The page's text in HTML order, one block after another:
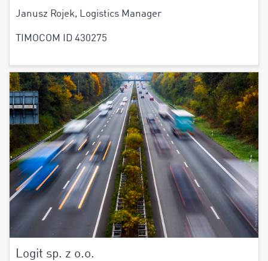
Janusz Rojek, Logistics Manager
TIMOCOM ID 430275
Logit sp. z o.o.